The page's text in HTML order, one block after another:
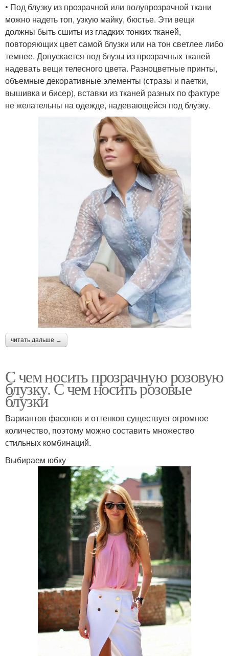
• Под блузку из прозрачной или полупрозрачной ткани
можно надеть топ, узкую майку, бюстье. Эти вещи
должны быть сшиты из гладких тонких тканей,
повторяющих цвет самой блузки или на тон светлее либо
темнее. Допускается под блузы из прозрачных тканей
надевать вещи телесного цвета. Разноцветные принты,
объемные декоративные элементы (стразы и паетки,
вышивка и бисер), вставки из тканей разных по фактуре
не желательны на одежде, надевающейся под блузку.
читать дальше →
С чем носить прозрачную розовую
блузку. С чем носить розовые
блузки
Вариантов фасонов и оттенков существует огромное
количество, поэтому можно составить множество
стильных комбинаций.
Выбираем юбку